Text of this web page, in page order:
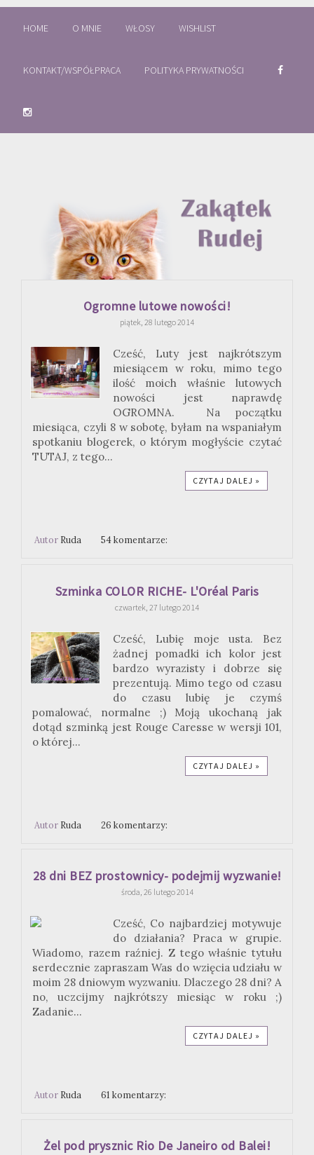
HOME O MNIE WŁOSY WISHLIST
KONTAKT/WSPÓŁPRACA POLITYKA PRYWATNOŚCI
Ogromne lutowe nowości!
piątek, 28 lutego 2014
Cześć, Luty jest najkrótszym
miesiącem w roku, mimo tego
ilość moich właśnie lutowych
nowości jest naprawdę
OGROMNA. Na początku
miesiąca, czyli 8 w sobotę, byłam na wspaniałym
spotkaniu blogerek, o którym mogłyście czytać
TUTAJ, z tego...
CZYTAJ DALEJ »
Autor Ruda 54 komentarze:
Szminka COLOR RICHE- L'Oréal Paris
czwartek, 27 lutego 2014
Cześć, Lubię moje usta. Bez
żadnej pomadki ich kolor jest
bardzo wyrazisty i dobrze się
prezentują. Mimo tego od czasu
do czasu lubię je czymś
pomalować, normalne ;) Moją ukochaną jak
dotąd szminką jest Rouge Caresse w wersji 101,
o której...
CZYTAJ DALEJ »
Autor Ruda 26 komentarzy:
28 dni BEZ prostownicy- podejmij wyzwanie!
środa, 26 lutego 2014
Cześć, Co najbardziej motywuje
do działania? Praca w grupie.
Wiadomo, razem raźniej. Z tego właśnie tytułu
serdecznie zapraszam Was do wzięcia udziału w
moim 28 dniowym wyzwaniu. Dlaczego 28 dni? A
no, uczcijmy najkrótszy miesiąc w roku ;)
Zadanie...
CZYTAJ DALEJ »
Autor Ruda 61 komentarzy:
Żel pod prysznic Rio De Janeiro od Balei!